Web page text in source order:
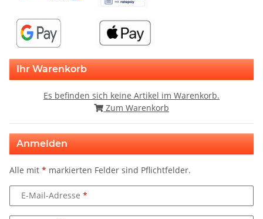
Ihr Warenkorb
Es befinden sich keine Artikel im Warenkorb.
Zum Warenkorb
Anmelden
Alle mit * markierten Felder sind Pflichtfelder.
E-Mail-Adresse